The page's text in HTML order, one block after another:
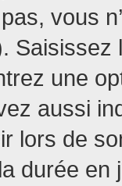
vous
une
aussi
lors de
durée